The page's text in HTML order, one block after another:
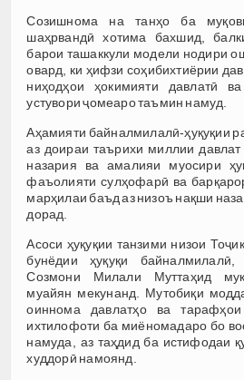
Созишнома на танҳо ба
шаҳрвандӣ хотима бахшид,
барои ташаккули модели нодири
овард, ки ҳифзи соҳибихтиёрии
ниҳодҳои ҳокимияти давлатӣ
устувори ҷомеаро таъмин намуд.
Аҳамияти байналмилалӣ-ҳуқуқии
аз доираи таърихи миллии
назария ва амалияи муосири
фаъолияти сулҳофарӣ ва
марҳилаи баъд аз низоъ нақши
дорад.
Асоси ҳуқуқии танзими низои
бунёдии ҳуқуқи
Созмони Милали Муттаҳид
муайян мекунанд. Мутобиқи
оиннома давлатҳо ва
ихтилофоти ба миёномадаро бо
намуда, аз таҳдид ба истифодаи
худдорӣ намоянд.